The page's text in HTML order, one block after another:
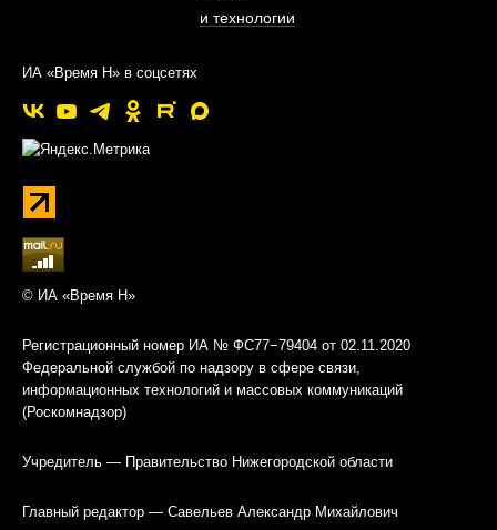
и технологии
ИА «Время Н» в соцсетях
© ИА «Время Н»
Регистрационный номер ИА № ФС77−79404 от 02.11.2020
Федеральной службой по надзору в сфере связи,
информационных технологий и массовых коммуникаций
(Роскомнадзор)
Учредитель — Правительство Нижегородской области
Главный редактор — Савельев Александр Михайлович